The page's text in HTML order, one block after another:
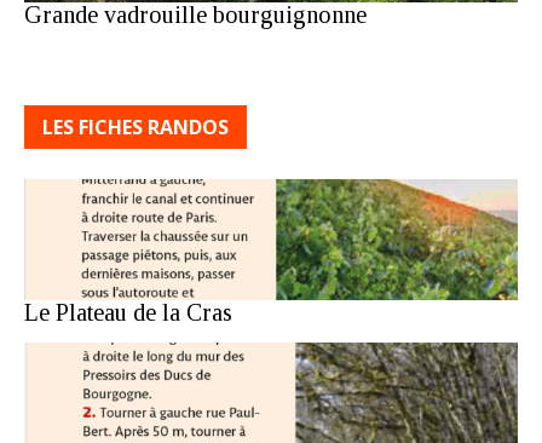
Grande vadrouille bourguignonne
LES FICHES RANDOS
Le Plateau de la Cras